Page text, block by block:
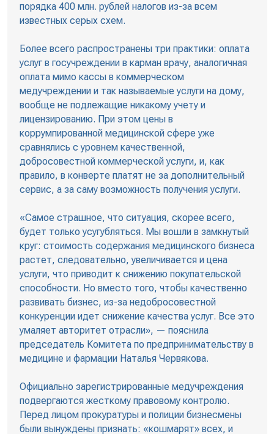
порядка 400 млн. рублей налогов из-за всем
известных серых схем.
Более всего распространены три практики: оплата
услуг в госучреждении в карман врачу, аналогичная
оплата мимо кассы в коммерческом
медучреждении и так называемые услуги на дому,
вообще не подлежащие никакому учету и
лицензированию. При этом цены в
коррумпированной медицинской сфере уже
сравнялись с уровнем качественной,
добросовестной коммерческой услуги, и, как
правило, в конверте платят не за дополнительный
сервис, а за саму возможность получения услуги.
«Самое страшное, что ситуация, скорее всего,
будет только усугубляться. Мы вошли в замкнутый
круг: стоимость содержания медицинского бизнеса
растет, следовательно, увеличивается и цена
услуги, что приводит к снижению покупательской
способности. Но вместо того, чтобы качественно
развивать бизнес, из-за недобросовестной
конкуренции идет снижение качества услуг. Все это
умаляет авторитет отрасли», — пояснила
председатель Комитета по предпринимательству в
медицине и фармации Наталья Червякова.
Официально зарегистрированные медучреждения
подвергаются жесткому правовому контролю.
Перед лицом прокуратуры и полиции бизнесмены
были вынуждены признать: «кошмарят» всех, и